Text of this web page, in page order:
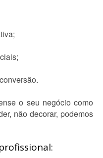
o seu negócio como
não decorar, podemos